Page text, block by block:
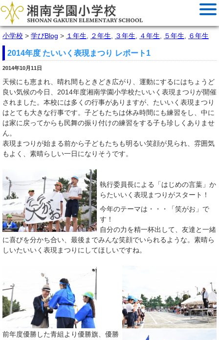
小学校 > 学びBlog > １年生 ２年生 ３年生 ４年生 ５年生 ６年生
2014年度 たいいく表現まつり レポート1
2014年10月11日
天候にも恵まれ、晴れ間もときどき広がり、運動にするにはちょうど
良い気候の今日、2014年度湘南学園小学校たいいく表現まつりが開催
されました。本校には多くの行事がありますが、たいいく表現まつり
はとても大きな行事です。子どもたちは休み時間にも練習をし、中に
は家に戻ってからも民舞の振り付けの練習をする子も珍しくありませ
ん。
表現まつりが始まる前から子どもたちも明るい笑顔が見られ、雰囲気
もよく、素晴らしい一日になりそうです。
執行委員長による「はじめの言葉」か
らたいいく表現まつりがスタート！
今年のテーマは・・・「笑がお」で
す！
自分の力を精一杯出して、友達と一緒
に喜びを分かち合い、最後までみんな笑顔でいられるような。素晴ら
しいたいいく表現まつりにしてほしいですね。
前年度優勝した青組より優勝旗、優勝